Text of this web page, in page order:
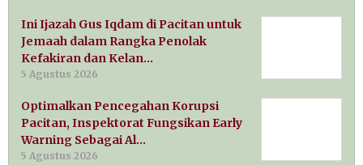
Ini Ijazah Gus Iqdam di Pacitan untuk
Jemaah dalam Rangka Penolak
Kefakiran dan Kelan…
5 Agustus 2026
Optimalkan Pencegahan Korupsi
Pacitan, Inspektorat Fungsikan Early
Warning Sebagai Al…
5 Agustus 2026